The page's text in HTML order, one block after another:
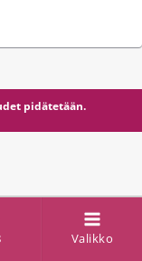
Valikko
pidätetään.